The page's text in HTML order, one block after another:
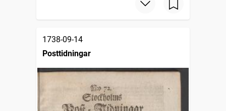
1738-09-14
Posttidningar